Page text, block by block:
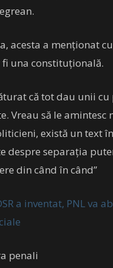
acesta a menționat
una constituțională.
că tot dau unii
Vreau să le amintesc
există un text
despre separaţia
din când în când”
a inventat, PNL va
penali